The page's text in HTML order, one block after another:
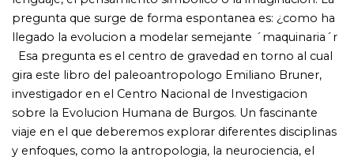
bien claro a los entregados y competentes cientificos de
la precuela de El origen del planeta de los simios: lo
sabemos todo sobre el cerebro, menos como funciona.